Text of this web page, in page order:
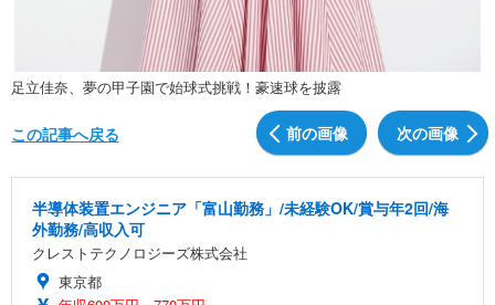
足立佳奈、夢の甲子園で始球式挑戦！豪速球を披露
前の画像 次の画像
この記事へ戻る
半導体装置エンジニア「富山勤務」/未経験OK/賞与年2回/海
外勤務/高収入可
クレストテクノロジーズ株式会社
東京都